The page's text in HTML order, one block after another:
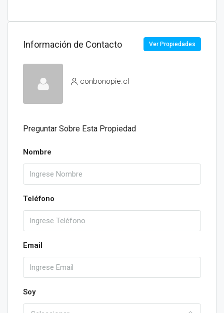
Información de Contacto Ver Propiedades
conbonopie.cl
Preguntar Sobre Esta Propiedad
Nombre
Teléfono
Email
Soy